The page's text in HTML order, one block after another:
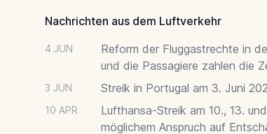
Nachrichten aus dem Luftverkehr
4 JUN
Reform der Fluggastrechte in
und die Passagiere zahlen die
3 JUN Streik in Portugal am 3. Juni
10 APR
Lufthansa-Streik am 10., 13.
möglichem Anspruch auf